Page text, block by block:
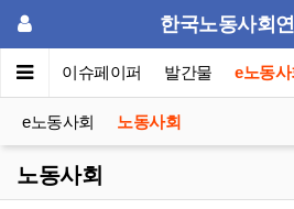
한국노동사회
포럼 이슈페이퍼 발간물 e노동사
e노동사회 노동사회
노동사회